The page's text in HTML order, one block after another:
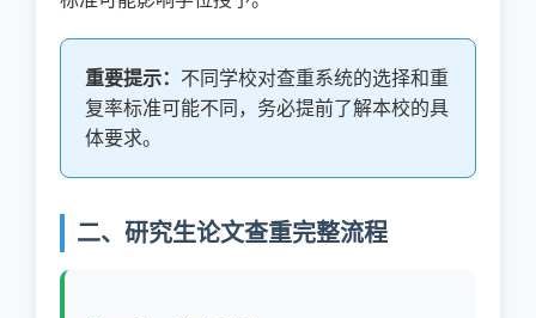
重要提示： 不同学校对查重系统的选择和重
复率标准可能不同，务必提前了解本校的具
体要求。
二、研究生论文查重完整流程